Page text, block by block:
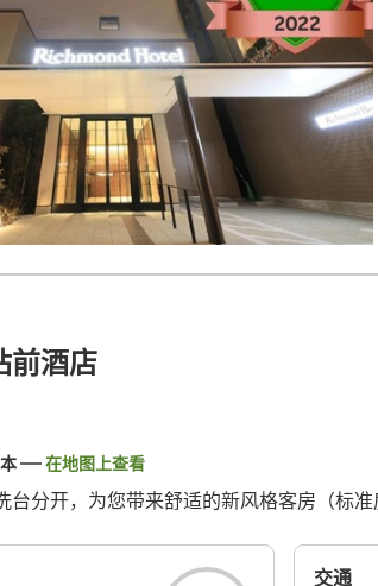
前酒店
在地图上查看
台分开，为您带来舒适的新风格客房（标
交通